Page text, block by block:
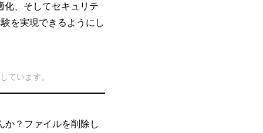
化、そしてセキュリテ
を実現できるようにし
ています。
か？ファイルを削除し